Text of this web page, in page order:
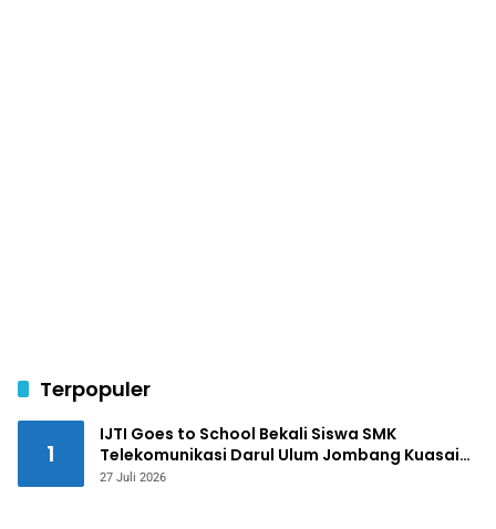
Terpopuler
1
IJTI Goes to School Bekali Siswa SMK
Telekomunikasi Darul Ulum Jombang Kuasai
Jurnalistik Digital
27 Juli 2026